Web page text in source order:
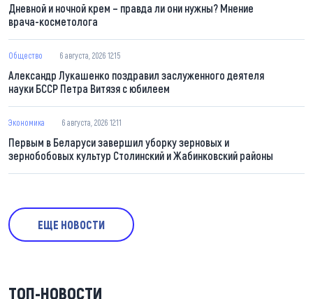
Дневной и ночной крем – правда ли они нужны? Мнение
врача-косметолога
Общество 6 августа, 2026 12:15
Александр Лукашенко поздравил заслуженного деятеля
науки БССР Петра Витязя с юбилеем
Экономика 6 августа, 2026 12:11
Первым в Беларуси завершил уборку зерновых и
зернобобовых культур Столинский и Жабинковский районы
ЕЩЕ НОВОСТИ
ТОП-НОВОСТИ